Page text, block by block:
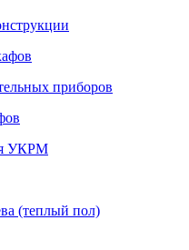
приборов
УКРМ
(теплый пол)